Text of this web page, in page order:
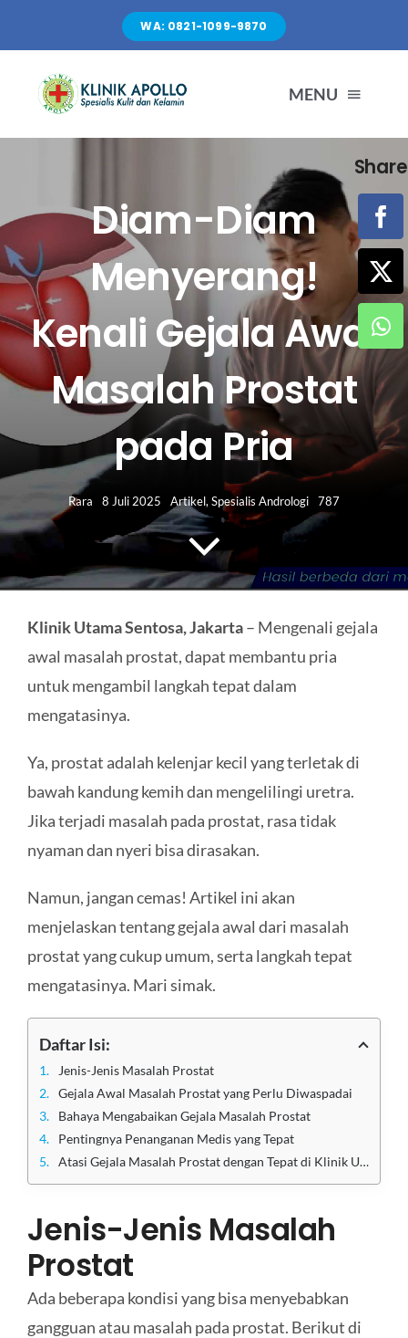
content
WA: 0821-1099-9870
MENU
LAYANAN
FASILITAS
ARTIKEL
HUBUNGI KAMI
Search
Diam-Diam
Menyerang!
Kenali Gejala Awal
Masalah Prostat
pada Pria
Rara 8 Juli 2025 Artikel,Spesialis Andrologi 787
Klinik Utama Sentosa, Jakarta– Mengenali gejala
awal masalah prostat, dapat membantu pria
untuk mengambil langkah tepat dalam
mengatasinya.
Ya, prostat adalah kelenjar kecil yang terletak di
bawah kandung kemih dan mengelilingi uretra.
Jika terjadi masalah pada prostat, rasa tidak
nyaman dan nyeri bisa dirasakan.
Namun, jangan cemas! Artikel ini akan
menjelaskan tentang gejala awal dari masalah
prostat yang cukup umum, serta langkah tepat
mengatasinya. Mari simak.
Daftar Isi:
Jenis-Jenis Masalah Prostat
Gejala Awal Masalah Prostat yang Perlu Diwaspadai
Bahaya Mengabaikan Gejala Masalah Prostat
Pentingnya Penanganan Medis yang Tepat
Atasi Gejala Masalah Prostat dengan Tepat di Klinik Utama Sentosa
Jenis-Jenis Masalah
Prostat
Ada beberapa kondisi yang bisa menyebabkan
gangguan atau masalah pada prostat. Berikut di
Share